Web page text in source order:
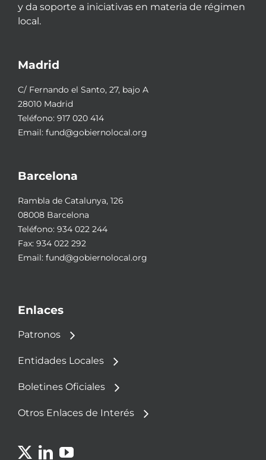
y da soporte a iniciativas en materia de régimen
local.
Madrid
C/ Fernando el Santo, 27, bajo A
28010 Madrid
Teléfono: 917 020 414
Email: fund@gobiernolocal.org
Barcelona
Rambla de Catalunya, 126
08008 Barcelona
Teléfono: 934 022 244
Fax: 934 022 292
Email: fund@gobiernolocal.org
Enlaces
Patronos
Entidades Locales
Boletines Oficiales
Otros Enlaces de Interés